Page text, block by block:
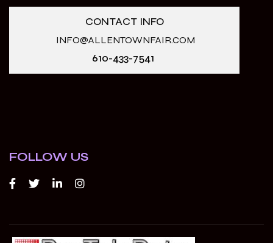
CONTACT INFO
INFO@ALLENTOWNFAIR.COM
610-433-7541
FOLLOW US